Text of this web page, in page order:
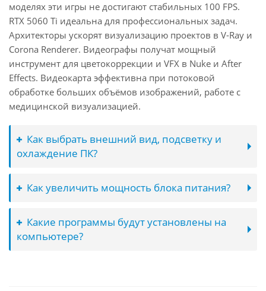
моделях эти игры не достигают стабильных 100 FPS.
RTX 5060 Ti идеальна для профессиональных задач.
Архитекторы ускорят визуализацию проектов в V-Ray и
Corona Renderer. Видеографы получат мощный
инструмент для цветокоррекции и VFX в Nuke и After
Effects. Видеокарта эффективна при потоковой
обработке больших объёмов изображений, работе с
медицинской визуализацией.
Как выбрать внешний вид, подсветку и
охлаждение ПК?
Как увеличить мощность блока питания?
Какие программы будут установлены на
компьютере?